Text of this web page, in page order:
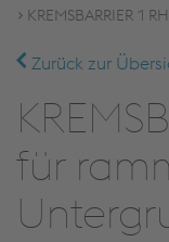
KREMSBARRIER 1
Zurück zur
für